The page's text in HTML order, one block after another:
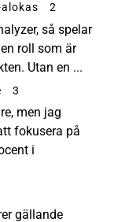
2
så spelar
roll som är
Utan en ...
3
men jag
fokusera på
i
gällande